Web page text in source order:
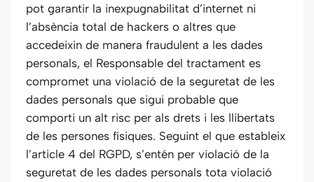
pot garantir la inexpugnabilitat d’internet ni
l’absència total de hackers o altres que
accedeixin de manera fraudulent a les dades
personals, el Responsable del tractament es
compromet una violació de la seguretat de les
dades personals que sigui probable que
comporti un alt risc per als drets i les llibertats
de les persones físiques. Seguint el que estableix
l’article 4 del RGPD, s’entén per violació de la
seguretat de les dades personals tota violació